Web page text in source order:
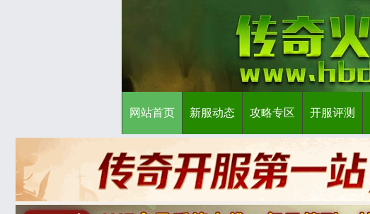
网站首页 新服动态 攻略专区 开服评测